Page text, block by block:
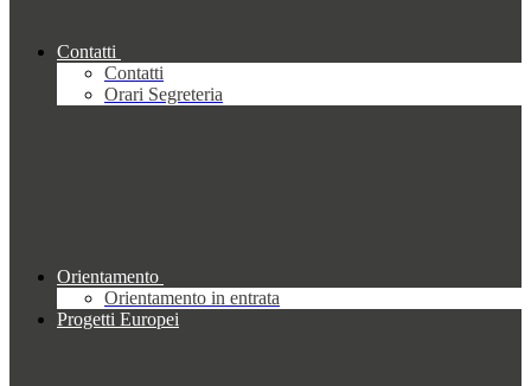
Contatti
Contatti
Orari Segreteria
Orientamento
Orientamento in entrata
Progetti Europei